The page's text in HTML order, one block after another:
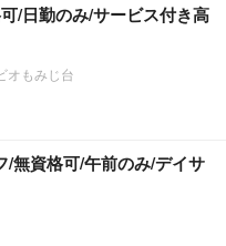
/日勤のみ/サービス付き高
オもみじ台
/無資格可/午前のみ/デイサ